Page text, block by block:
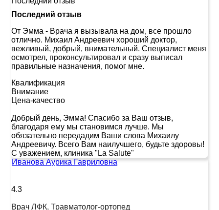
Последний отзыв
От Эмма - Врача я вызывала на дом, все прошло
отлично. Михаил Андреевич хороший доктор,
вежливый, добрый, внимательный. Специалист меня
осмотрел, проконсультировал и сразу выписал
правильные назначения, помог мне.
Квалификация
Внимание
Цена-качество
Добрый день, Эмма! Спасибо за Ваш отзыв,
благодаря ему мы становимся лучше. Мы
обязательно передадим Ваши слова Михаилу
Андреевичу. Всего Вам наилучшего, будьте здоровы!
С уважением, клиника "La Salute"
Иванова Аурика Гавриловна
4.3
Врач ЛФК, Травматолог-ортопед